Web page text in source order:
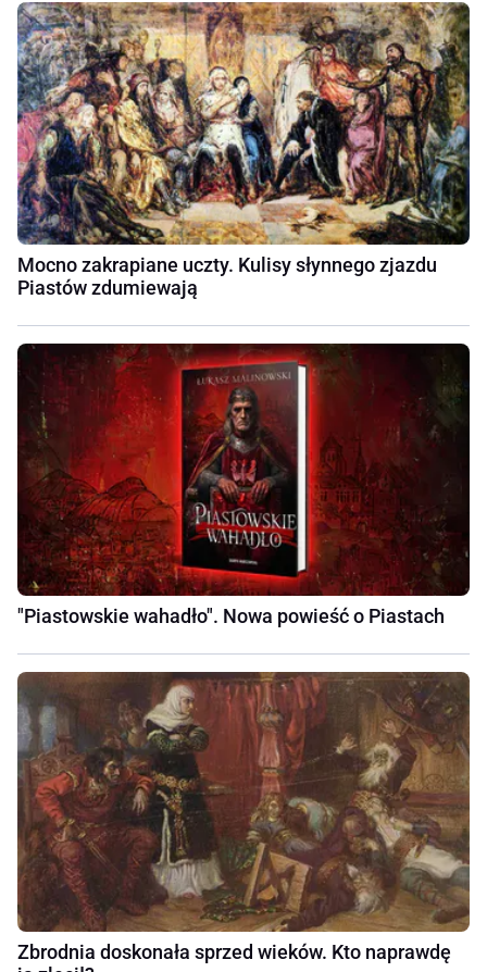
Mocno zakrapiane uczty. Kulisy słynnego zjazdu
Piastów zdumiewają
"Piastowskie wahadło". Nowa powieść o Piastach
Zbrodnia doskonała sprzed wieków. Kto naprawdę